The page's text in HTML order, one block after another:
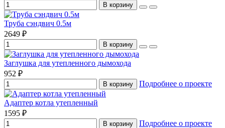
В корзину
Труба сэндвич 0.5м
2649 ₽
В корзину
Заглушка для утепленного дымохода
952 ₽
В корзину Подробнее о проекте
Адаптер котла утепленный
1595 ₽
В корзину Подробнее о проекте